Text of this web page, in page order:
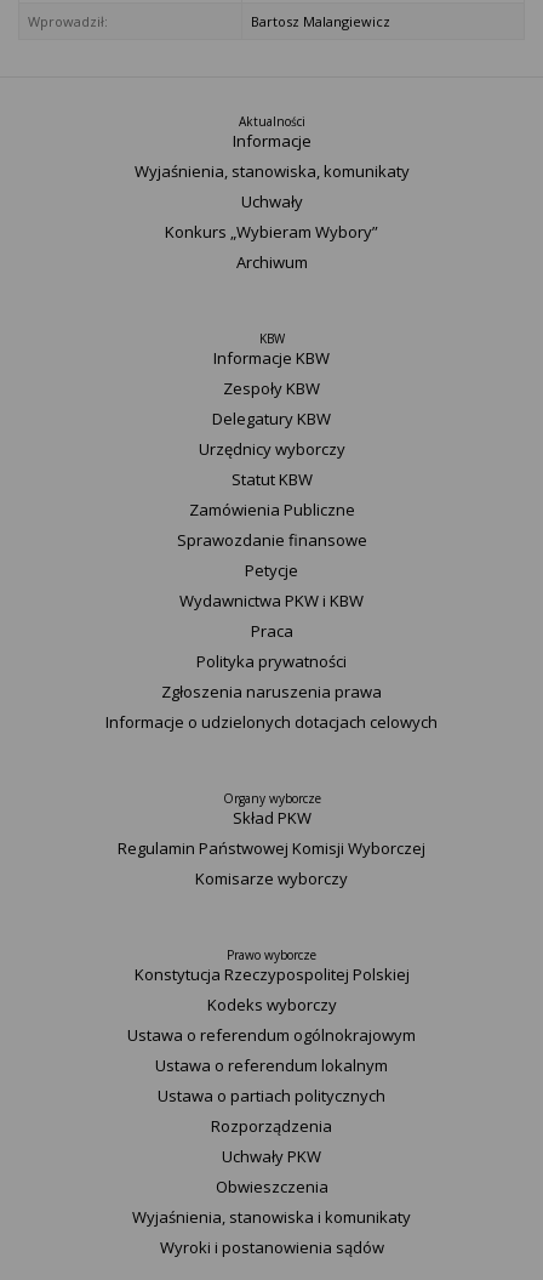
Wprowadził:
Bartosz Malangiewicz
Aktualności
Informacje
Wyjaśnienia, stanowiska, komunikaty
Uchwały
Konkurs „Wybieram Wybory”
Archiwum
KBW
Informacje KBW
Zespoły KBW
Delegatury ​KBW
Urzędnicy wyborczy
Statut K​BW
Zamówienia Publiczne
Sprawozdanie finansowe
Petycje
Wydawnictwa PKW i KBW
Praca
Polityka prywatności
Zgłoszenia naruszenia prawa
Informacje o udzielonych dotacjach celowych
Organy wyborcze
Skład PKW
Regulamin Państwowej Komisji Wyborczej
Komisarze wyborczy
Prawo wyborcze
Konstytucja Rzeczypospolitej Polskiej​
Kodeks wyborczy
Ustawa o referendum ogólnokrajowym
Ustawa o referendum lokalnym
Ustawa o partiach politycznych
Rozporządzenia
Uchwały PKW
Obwieszczenia
Wyjaśnienia, stanowiska i komunikaty
Wyroki i postanowienia sądów